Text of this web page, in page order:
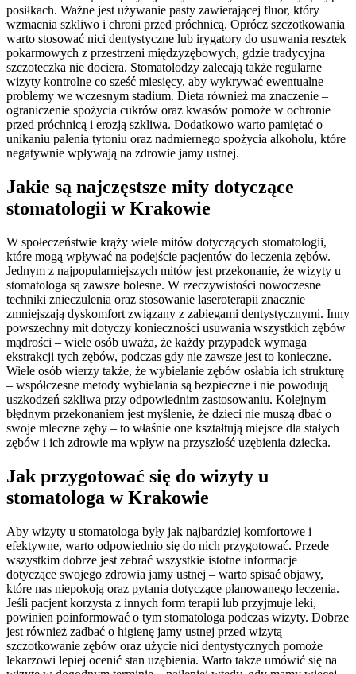
posiłkach. Ważne jest używanie pasty zawierającej fluor, który
wzmacnia szkliwo i chroni przed próchnicą. Oprócz szczotkowania
warto stosować nici dentystyczne lub irygatory do usuwania resztek
pokarmowych z przestrzeni międzyzębowych, gdzie tradycyjna
szczoteczka nie dociera. Stomatolodzy zalecają także regularne
wizyty kontrolne co sześć miesięcy, aby wykrywać ewentualne
problemy we wczesnym stadium. Dieta również ma znaczenie –
ograniczenie spożycia cukrów oraz kwasów pomoże w ochronie
przed próchnicą i erozją szkliwa. Dodatkowo warto pamiętać o
unikaniu palenia tytoniu oraz nadmiernego spożycia alkoholu, które
negatywnie wpływają na zdrowie jamy ustnej.
Jakie są najczęstsze mity dotyczące
stomatologii w Krakowie
W społeczeństwie krąży wiele mitów dotyczących stomatologii,
które mogą wpływać na podejście pacjentów do leczenia zębów.
Jednym z najpopularniejszych mitów jest przekonanie, że wizyty u
stomatologa są zawsze bolesne. W rzeczywistości nowoczesne
techniki znieczulenia oraz stosowanie laseroterapii znacznie
zmniejszają dyskomfort związany z zabiegami dentystycznymi. Inny
powszechny mit dotyczy konieczności usuwania wszystkich zębów
mądrości – wiele osób uważa, że każdy przypadek wymaga
ekstrakcji tych zębów, podczas gdy nie zawsze jest to konieczne.
Wiele osób wierzy także, że wybielanie zębów osłabia ich strukturę
– współczesne metody wybielania są bezpieczne i nie powodują
uszkodzeń szkliwa przy odpowiednim zastosowaniu. Kolejnym
błędnym przekonaniem jest myślenie, że dzieci nie muszą dbać o
swoje mleczne zęby – to właśnie one kształtują miejsce dla stałych
zębów i ich zdrowie ma wpływ na przyszłość uzębienia dziecka.
Jak przygotować się do wizyty u
stomatologa w Krakowie
Aby wizyty u stomatologa były jak najbardziej komfortowe i
efektywne, warto odpowiednio się do nich przygotować. Przede
wszystkim dobrze jest zebrać wszystkie istotne informacje
dotyczące swojego zdrowia jamy ustnej – warto spisać objawy,
które nas niepokoją oraz pytania dotyczące planowanego leczenia.
Jeśli pacjent korzysta z innych form terapii lub przyjmuje leki,
powinien poinformować o tym stomatologa podczas wizyty. Dobrze
jest również zadbać o higienę jamy ustnej przed wizytą –
szczotkowanie zębów oraz użycie nici dentystycznych pomoże
lekarzowi lepiej ocenić stan uzębienia. Warto także umówić się na